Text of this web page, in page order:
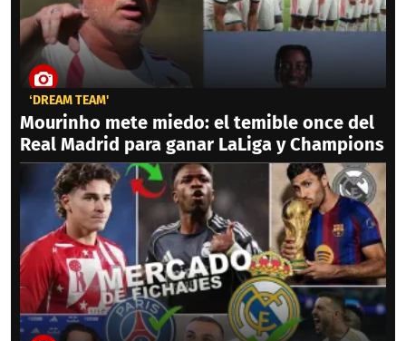
‘DREAM TEAM'
Mourinho mete miedo: el temible once del
Real Madrid para ganar LaLiga y Champions